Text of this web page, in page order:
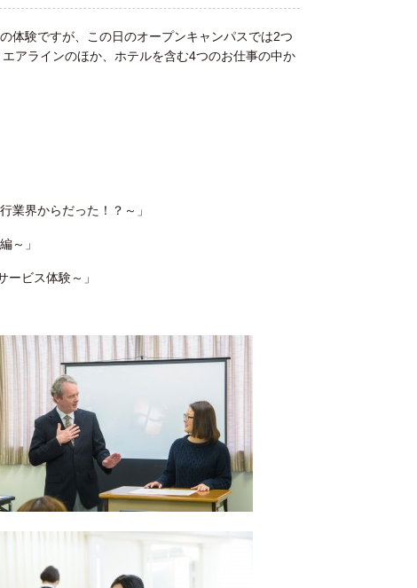
体験ですが、この日のオープンキャンパスでは2つ
アラインのほか、ホテルを含む4つのお仕事の中か
業界からだった！？～」
～」
ビス体験～」